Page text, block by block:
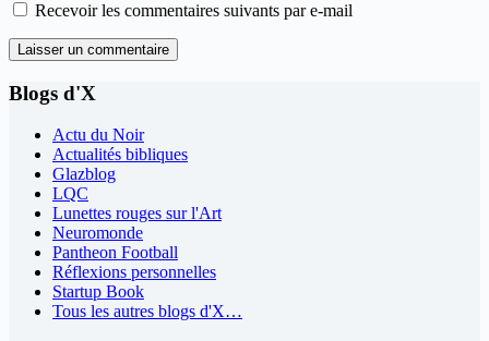
Recevoir les commentaires suivants par e-mail
Laisser un commentaire
Blogs d'X
Actu du Noir
Actualités bibliques
Glazblog
LQC
Lunettes rouges sur l'Art
Neuromonde
Pantheon Football
Réflexions personnelles
Startup Book
Tous les autres blogs d'X…